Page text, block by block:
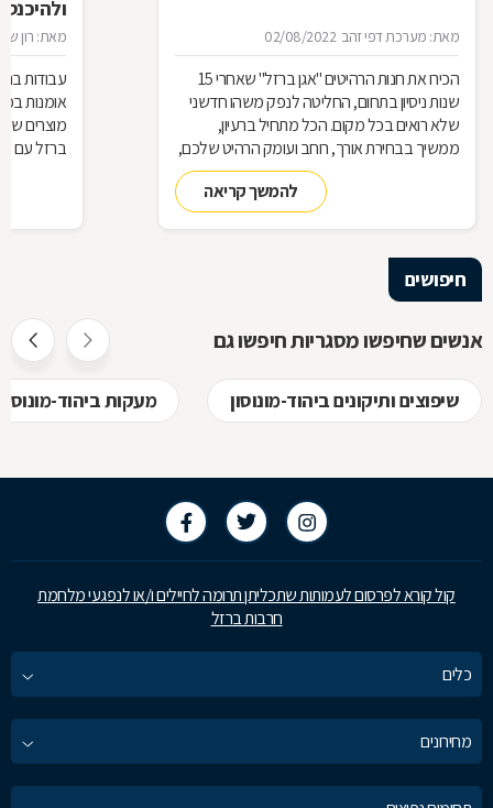
מאת: מערכת דפי זהב 02/08/2022
הכירו את חנות הרהיטים ''אגן ברזל'' שאחרי 15
שנות ניסיון בתחום, החליטה לנפק משהו חדשני
שלא רואים בכל מקום. הכל מתחיל ברעיון,
ממשיך בבחירת אורך, רוחב ועומק הרהיט שלכם,
ממשיך בייצור מקורי ממיטב חומרי הגלם ומסתיים
ביצירת הפתרון המרשים והמעשי ביותר עבורכם
להמשך קריאה
מאת: רון
עבודות
אומנות
מוצרים
ברזל עם
חיפושים
אנשים שחיפשו מסגריות חיפשו גם
שיפוצים ותיקונים ביהוד-מונוסון מעקות ביהוד-מונוסון
קול קורא לפרסום לעמותות שתכליתן תרומה לחיילים ו/או לנפגעי מלחמת
חרבות ברזל
כלים
מחירונים